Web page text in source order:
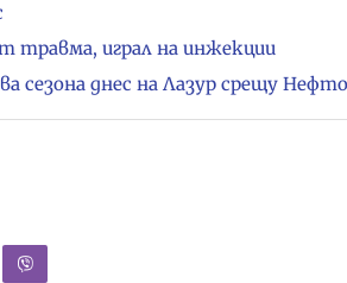
травма, играл на инжекции
сезона днес на Лазур срещу